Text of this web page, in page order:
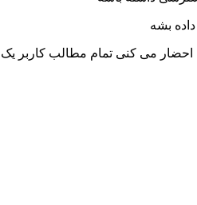
بشه
می کنی تمام مطالب کاربر